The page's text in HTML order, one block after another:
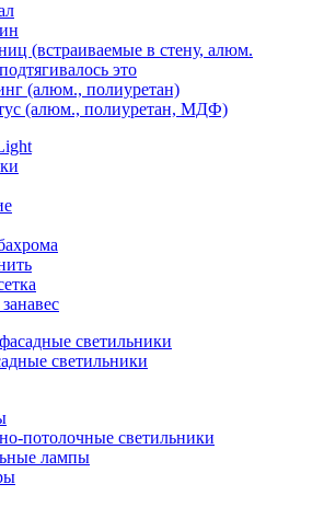
(встраиваемые в стену, алюм.
это
(алюм., полиуретан)
(алюм., полиуретан, МДФ)
светильники
светильники
потолочные светильники
лампы